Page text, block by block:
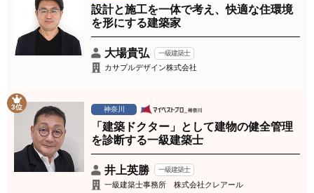
設計と施工を一体で考え、快適な住環境
を形にする建築家
大場貴弘 一級建築士
カサプルデザイン株式会社
3位 神奈川
「建築ドクター」として建物の健全管理
を診断する一級建築士
井上英勝 一級建築士
一級建築士事務所 株式会社クレアール